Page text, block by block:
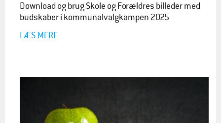
Download og brug Skole og Forældres billeder med
budskaber i kommunalvalgkampen 2025
LÆS MERE